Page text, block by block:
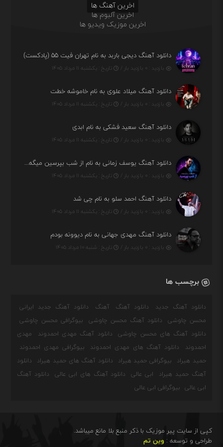
اخرین آهنگ ها
اخرین آلبوم ها
اخرین موزیک ویدیو ها
دانلود آهنگ دیجی باربد به نام تهران فیت ۵۵ (پادکست)
بازدید : ۰ بازدید بار / تاریخ : یکشنبه ۱۱ مرداد ۱۴۰۵
دانلود آهنگ میلاد علوی به نام خاموشه خطت
بازدید : ۰ بازدید بار / تاریخ : یکشنبه ۱۱ مرداد ۱۴۰۵
دانلود آهنگ سعید فشکی به نام ابدی
بازدید : ۰ بازدید بار / تاریخ : یکشنبه ۱۱ مرداد ۱۴۰۵
دانلود آهنگ یوسف زمانی به نام از شب بپرسین میگه چه روزگاری دارم
بازدید : ۰ بازدید بار / تاریخ : یکشنبه ۱۱ مرداد ۱۴۰۵
دانلود آهنگ احمد سلو به نام چی شد
بازدید : ۰ بازدید بار / تاریخ : یکشنبه ۱۱ مرداد ۱۴۰۵
دانلود آهنگ مهدی جهانی به نام دیوونه بودم
بازدید : ۰ بازدید بار / تاریخ : شنبه ۱۰ مرداد ۱۴۰۵
برچسب ها
دانلود آهنگ جدید دانلود آهنگ آهنگ
دانلود آهنگ جدید ایرانی
محسن چاوشی
دانلود آهنگ محسن چاوشی
بیوگرافی محسن چاوشی
دانلود آهنگ های محسن چاوشی
دانلود آهنگ مهدی احمدوند
مهدی
احمدوند
دانلود آهنگ های مهدی احمدوند
بیوگرافی مهدی احمدوند
حمید هیراد
بیوگرافی حمید هیراد دانلود آهنگ های حمید هیراد
دانلود
آهنگ حمید هیراد
ابی عالی دانلود آهنگ های ابی عالی
دانلود آهنگ
ابی عالی
بیوگرافی ابی عالی
کپی از سایت پیر موزیک با ذکر منبع بلا مانع میباشد.
طراحی و توسعه :وین تم